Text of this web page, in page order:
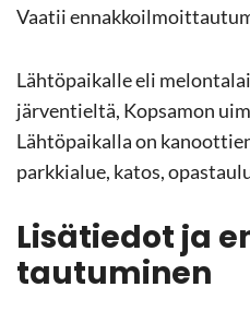
Vaa­tii
Läh­tö­pai­kal­le eli
jär­ven­tiel­tä, Kop­sa­mon
Läh­tö­pai­kal­la on
park­kia­lue, katos,
Li­sä­tie­dot ja
tau­tu­mi­nen